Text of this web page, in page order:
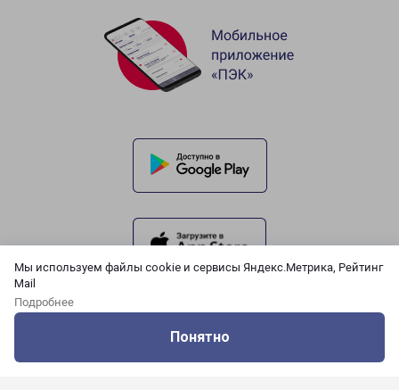
Мы используем файлы cookie и сервисы Яндекс.Метрика, Рейтинг
Mail
Подробнее
Понятно